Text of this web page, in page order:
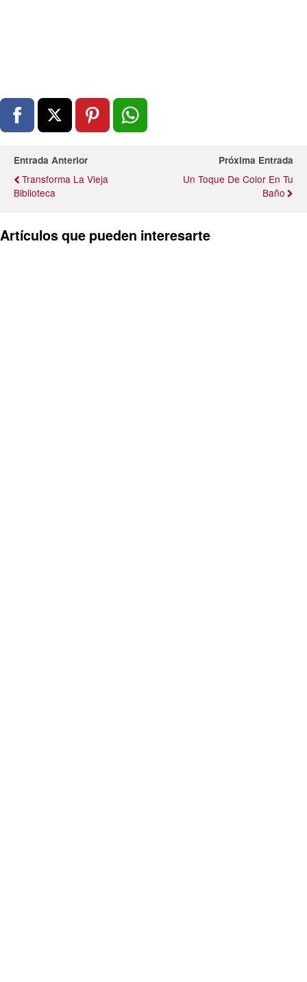
Entrada Anterior
Transforma La Vieja
Biblioteca
Próxima Entrada
Un Toque De Color En Tu
Baño
Artículos que pueden interesarte